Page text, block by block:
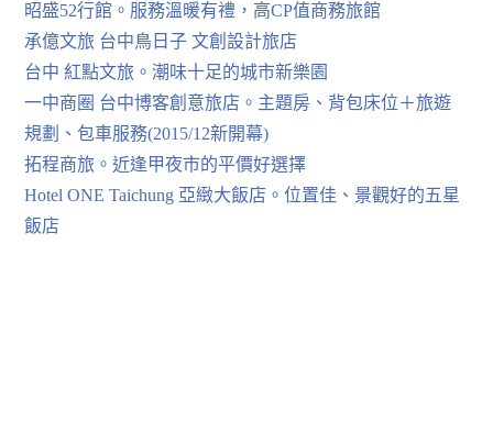
昭盛52行館。服務溫暖有禮，高CP值商務旅館
承億文旅 台中鳥日子 文創設計旅店
台中 紅點文旅。潮味十足的城市新樂園
一中商圈 台中博客創意旅店。主題房、背包床位＋旅遊
規劃、包車服務(2015/12新開幕)
拓程商旅。近逢甲夜市的平價好選擇
Hotel ONE Taichung 亞緻大飯店。位置佳、景觀好的五星
飯店